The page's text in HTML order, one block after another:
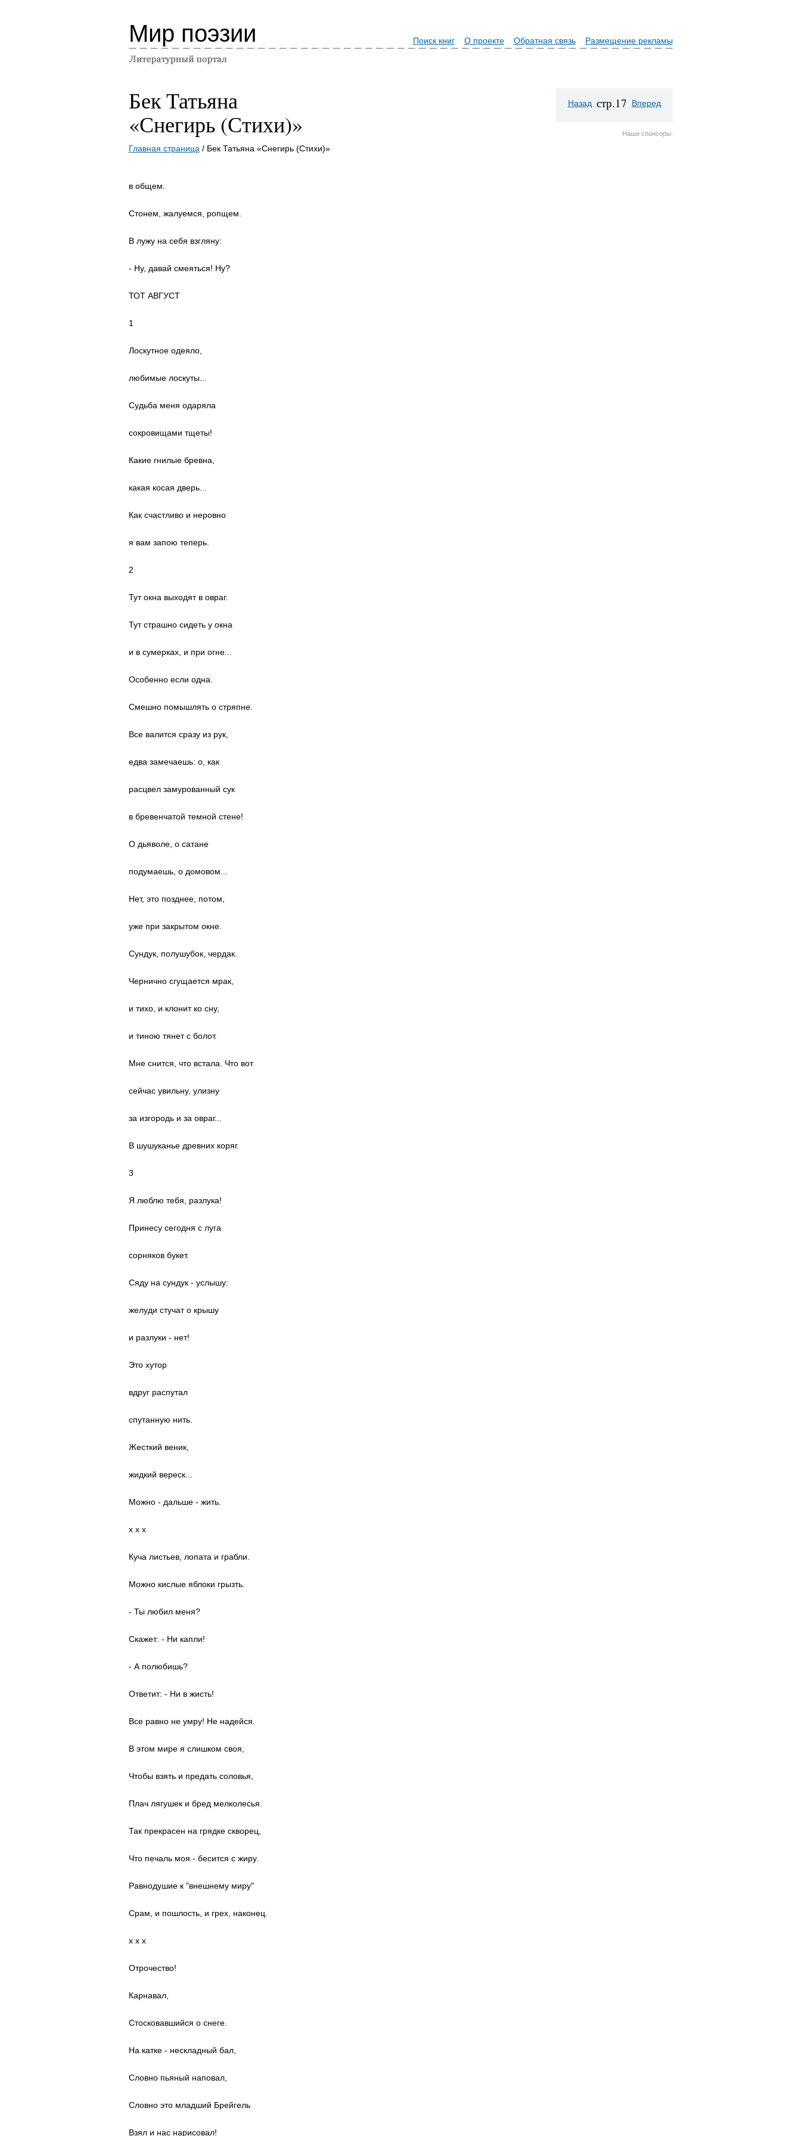
Мир поэзии Поиск книг О проекте Обратная связь Размещение рекламы
Бек Татьяна
«Снегирь (Стихи)»
Главная страница / Бек Татьяна «Снегирь (Стихи)»
в общем.
Стонем, жалуемся, ропщем.
В лужу на себя взгляну:
- Ну, давай смеяться! Ну?
ТОТ АВГУСТ
1
Лоскутное одеяло,
любимые лоскуты...
Судьба меня одаряла
сокровищами тщеты!
Какие гнилые бревна,
какая косая дверь...
Как счастливо и неровно
я вам запою теперь.
2
Тут окна выходят в овраг.
Тут страшно сидеть у окна
и в сумерках, и при огне...
Особенно если одна.
Смешно помышлять о стряпне.
Все валится сразу из рук,
едва замечаешь: о, как
расцвел замурованный сук
в бревенчатой темной стене!
О дьяволе, о сатане
подумаешь, о домовом...
Нет, это позднее, потом,
уже при закрытом окне.
Сундук, полушубок, чердак.
Чернично сгущается мрак,
и тихо, и клонит ко сну,
и тиною тянет с болот.
Мне снится, что встала. Что вот
сейчас увильну, улизну
за изгородь и за овраг...
В шушуканье древних коряг.
3
Я люблю тебя, разлука!
Принесу сегодня с луга
сорняков букет.
Сяду на сундук - услышу:
желуди стучат о крышу
и разлуки - нет!
Это хутор
вдруг распутал
спутанную нить.
Жесткий веник,
жидкий вереск...
Можно - дальше - жить.
x x x
Куча листьев, лопата и грабли.
Можно кислые яблоки грызть.
- Ты любил меня?
Скажет: - Ни капли!
- А полюбишь?
Ответит: - Ни в жисть!
Все равно не умру! Не надейся.
В этом мире я слишком своя,
Чтобы взять и предать соловья,
Плач лягушек и бред мелколесья.
Так прекрасен на грядке скворец,
Что печаль моя - бесится с жиру.
Равнодушие к "внешнему миру"
Срам, и пошлость, и грех, наконец.
x x x
Отрочество!
Карнавал,
Стосковавшийся о снеге.
На катке - нескладный бал,
Словно пьяный наповал,
Словно это младший Брейгель
Взял и нас нарисовал!
Назад стр.17 Вперед
Наши спонсоры: